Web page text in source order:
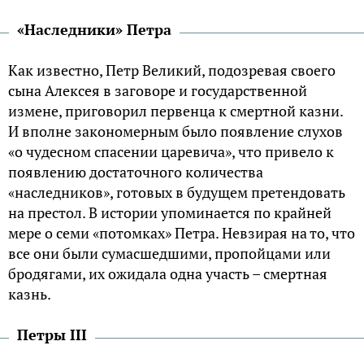
«Наследники» Петра
Как известно, Петр Великий, подозревая своего
сына Алексея в заговоре и государственной
измене, приговорил первенца к смертной казни.
И вполне закономерным было появление слухов
«о чудесном спасении царевича», что привело к
появлению достаточного количества
«наследников», готовых в будущем претендовать
на престол. В истории упоминается по крайней
мере о семи «потомках» Петра. Невзирая на то, что
все они были сумасшедшими, пропойцами или
бродягами, их ожидала одна участь – смертная
казнь.
Петры III